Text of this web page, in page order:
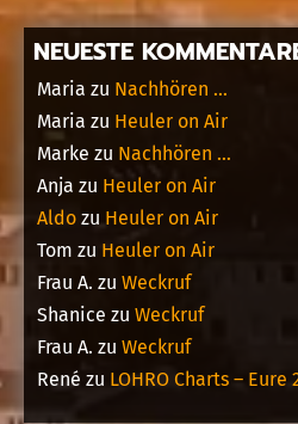
NEUESTE
Maria zu Nachhören …
Maria zu Heuler on Air
Marke zu Nachhören …
Anja zu Heuler on Air
Aldo zu Heuler on Air
Tom zu Heuler on Air
Frau A. zu Weckruf
Shanice zu Weckruf
Frau A. zu Weckruf
René zu LOHRO Charts – Eure